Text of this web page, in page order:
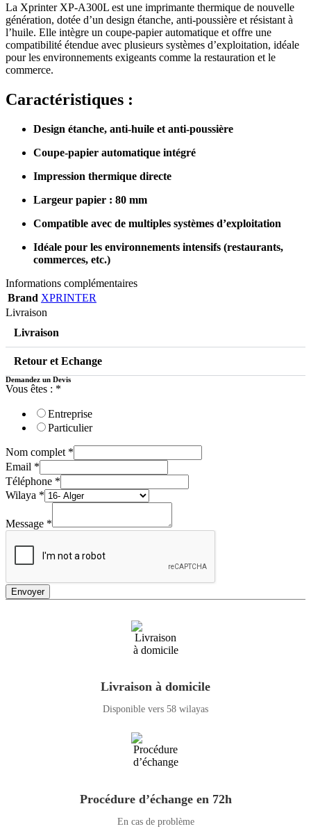
La Xprinter XP-A300L est une imprimante thermique de nouvelle
génération, dotée d’un design étanche, anti-poussière et résistant à
l’huile. Elle intègre un coupe-papier automatique et offre une
compatibilité étendue avec plusieurs systèmes d’exploitation, idéale
pour les environnements exigeants comme la restauration et le
commerce.
Caractéristiques :
Design étanche, anti-huile et anti-poussière
Coupe-papier automatique intégré
Impression thermique directe
Largeur papier : 80 mm
Compatible avec de multiples systèmes d’exploitation
Idéale pour les environnements intensifs (restaurants,
commerces, etc.)
Informations complémentaires
Brand XPRINTER
Livraison
Livraison
Retour et Echange
Demandez un Devis
Vous êtes : *
Entreprise
Particulier
Nom complet *
Email *
Téléphone *
Wilaya *
Message *
Envoyer
Livraison à domicile
Disponible vers 58 wilayas
Procédure d’échange en 72h
En cas de problème